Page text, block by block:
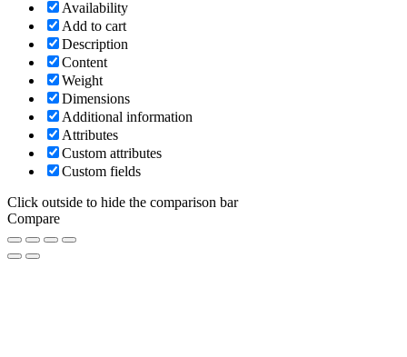
Availability
Add to cart
Description
Content
Weight
Dimensions
Additional information
Attributes
Custom attributes
Custom fields
Click outside to hide the comparison bar
Compare